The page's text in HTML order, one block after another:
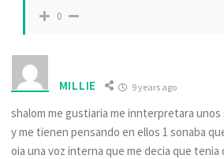
0
MILLIE 9 years ago
shalom me gustiaria me innterpretara
y me tienen pensando en ellos 1 sonaba
oia una voz interna que me decia que tenia